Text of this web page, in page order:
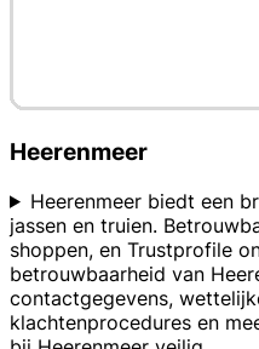
Heerenmeer
Heerenmeer biedt een
jassen en truien.
shoppen, en Trustprofile
betrouwbaarheid van
contactgegevens,
klachtenprocedures en